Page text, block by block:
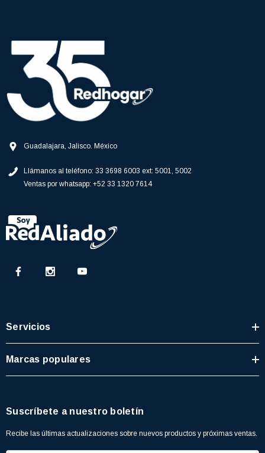
Guadalajara, Jalisco. México
Llámanos al teléfono: 33 3698 6003 ext: 5001, 5002
Ventas por whatsapp: +52 33 1320 7614
Servicios
Marcas populares
Suscríbete a nuestro boletín
Recibe las últimas actualizaciones sobre nuevos productos y próximas ventas.